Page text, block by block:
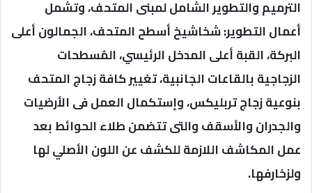
الترميم والتطوير الشامل لمبنى المتحف، وتشمل
أعمال التطوير: شخاشيخ أسطح المتحف، الجمالون أعلى
البركة، القبة أعلى المدخل الرئيسي، المُسطحات
الزجاجية بالقاعات الجانبية، تغيير كافة زجاج المتحف
بنوعية زجاج تربليكس، وإستكمال العمل فى الأرضيات
والجدران والأسقف والتى تتضمن طلاء الحوائط بعد
عمل المكاشف اللازمة للكشف عن اللون الأصلي لها
ولزخارفها.